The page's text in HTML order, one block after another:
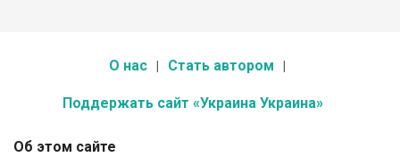
О нас Стать автором
Поддержать сайт «Украина Украина»
Об этом сайте